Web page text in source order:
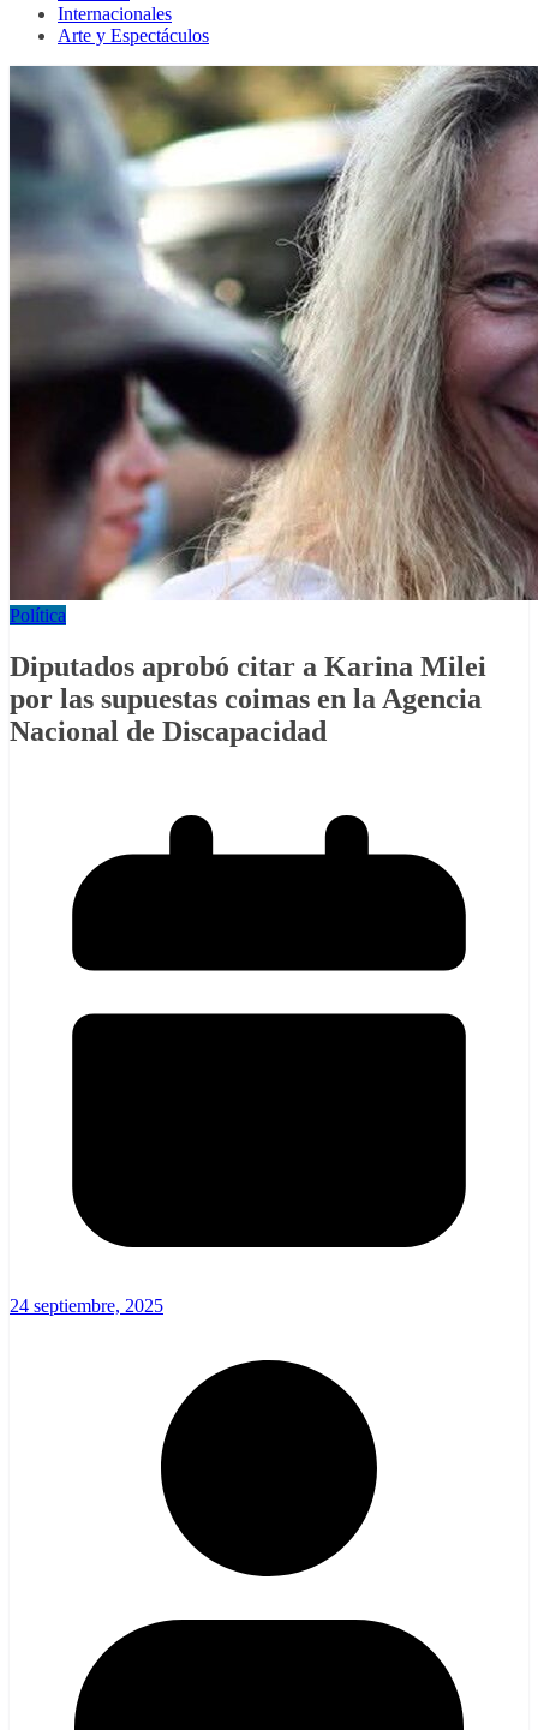
Internacionales
Arte y Espectáculos
Política
Diputados aprobó citar a Karina Milei
por las supuestas coimas en la Agencia
Nacional de Discapacidad
24 septiembre, 2025